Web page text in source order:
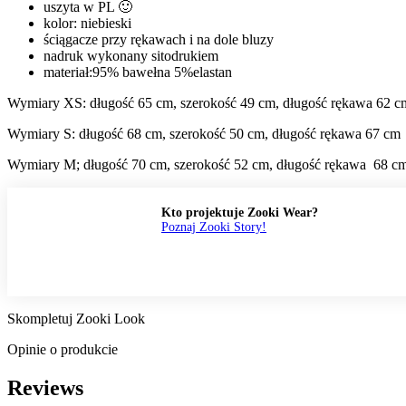
uszyta w PL 🙂
kolor: niebieski
ściągacze przy rękawach i na dole bluzy
nadruk wykonany sitodrukiem
materiał:95% bawełna 5%elastan
Wymiary XS: długość 65 cm, szerokość 49 cm, długość rękawa 62
Wymiary S: długość 68 cm, szerokość 50 cm, długość rękawa 67 cm
Wymiary M; długość 70 cm, szerokość 52 cm, długość rękawa 68
Kto projektuje Zooki Wear?
Poznaj Zooki Story!
Skompletuj Zooki Look
Opinie o produkcie
Reviews